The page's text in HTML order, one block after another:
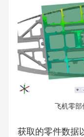
飞机零部
获取的零件数据